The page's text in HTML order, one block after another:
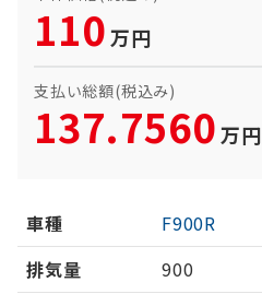
110万円
支払い総額(税込み)
137.7560万円
車種
F900R
排気量
900